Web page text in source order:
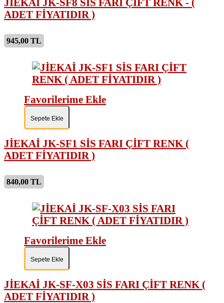
ADET FİYATIDIR )
945,00 TL
Favorilerime Ekle
Sepete Ekle
JİEKAİ JK-SF1 SİS FARI ÇİFT RENK (
ADET FİYATIDIR )
840,00 TL
Favorilerime Ekle
Sepete Ekle
JİEKAİ JK-SF-X03 SİS FARI ÇİFT RENK (
ADET FİYATIDIR )